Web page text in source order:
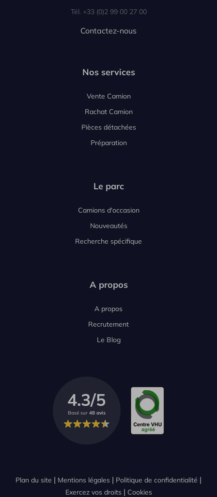
Tél. +33 (0)2 99 00 27 00
Contactez-nous
Nos services
Vente Camion
Rachat Camion
Pièces détachées
Préparation
Le parc
Camions d'occasion
Nouveautés
Recherche spécifique
A propos
A propos
Recrutement
Le Blog
4.3/5
Basé sur 48 avis
Plan du site Mentions légales
Politique de confidentialité
Exercez vos droits
Cookies